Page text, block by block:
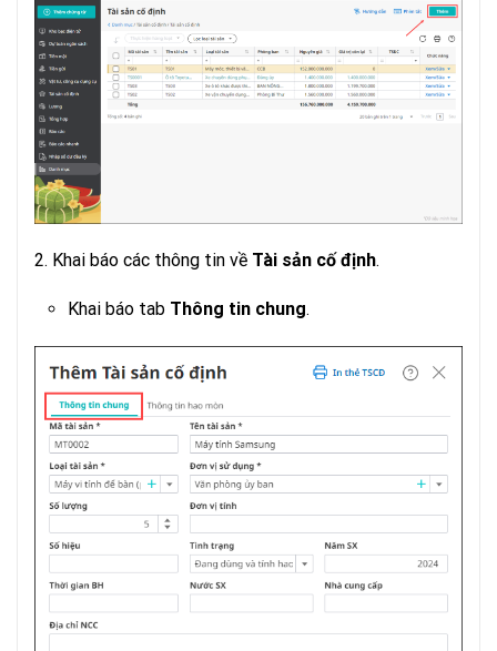
2. Khai báo các thông tin về Tài sản cố định.
Khai báo tab Thông tin chung.